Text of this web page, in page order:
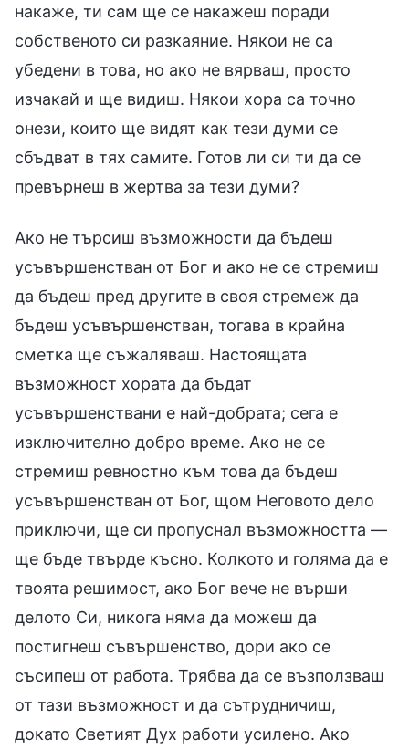
накаже, ти сам ще се накажеш поради
собственото си разкаяние. Някои не са
убедени в това, но ако не вярваш, просто
изчакай и ще видиш. Някои хора са точно
онези, които ще видят как тези думи се
сбъдват в тях самите. Готов ли си ти да се
превърнеш в жертва за тези думи?
Ако не търсиш възможности да бъдеш
усъвършенстван от Бог и ако не се стремиш
да бъдеш пред другите в своя стремеж да
бъдеш усъвършенстван, тогава в крайна
сметка ще съжаляваш. Настоящата
възможност хората да бъдат
усъвършенствани е най-добрата; сега е
изключително добро време. Ако не се
стремиш ревностно към това да бъдеш
усъвършенстван от Бог, щом Неговото дело
приключи, ще си пропуснал възможността —
ще бъде твърде късно. Колкото и голяма да е
твоята решимост, ако Бог вече не върши
делото Си, никога няма да можеш да
постигнеш съвършенство, дори ако се
съсипеш от работа. Трябва да се възползваш
от тази възможност и да сътрудничиш,
докато Светият Дух работи усилено. Ако